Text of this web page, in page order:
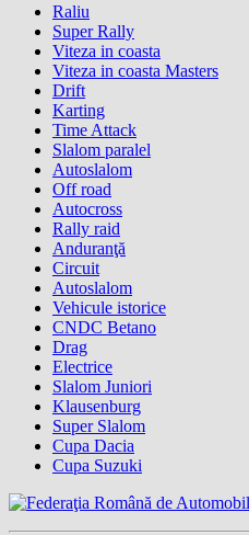
Raliu
Super Rally
Viteza in coasta
Viteza in coasta Masters
Drift
Karting
Time Attack
Slalom paralel
Autoslalom
Off road
Autocross
Rally raid
Anduranţă
Circuit
Autoslalom
Vehicule istorice
CNDC Betano
Drag
Electrice
Slalom Juniori
Klausenburg
Super Slalom
Cupa Dacia
Cupa Suzuki